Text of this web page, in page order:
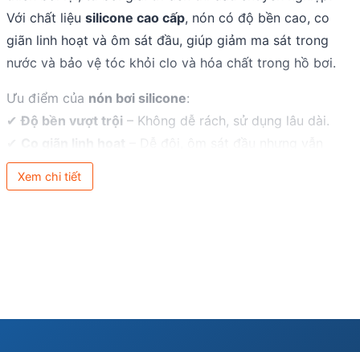
Với chất liệu silicone cao cấp, nón có độ bền cao, co
giãn linh hoạt và ôm sát đầu, giúp giảm ma sát trong
nước và bảo vệ tóc khỏi clo và hóa chất trong hồ bơi.
Ưu điểm của nón bơi silicone:
✔Độ bền vượt trội – Không dễ rách, sử dụng lâu dài.
thoải mái.
✔Giảm lực cản nước
Xem chi tiết